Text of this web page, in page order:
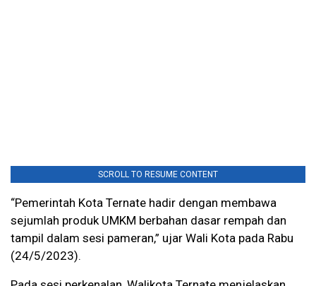
SCROLL TO RESUME CONTENT
“Pemerintah Kota Ternate hadir dengan membawa
sejumlah produk UMKM berbahan dasar rempah dan
tampil dalam sesi pameran,” ujar Wali Kota pada Rabu
(24/5/2023).